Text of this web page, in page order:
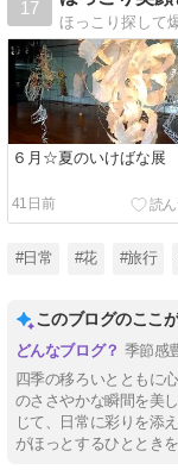
17
６月☆夏のいけばな展
41日前
#日常 #花 #旅行
このブログのここ
季節感
四季の移ろいとともに
のささやかな瞬間を美
じて、日常に彩りを添
がほっとするひととき